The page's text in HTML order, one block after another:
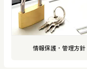
情報保護・管理方針